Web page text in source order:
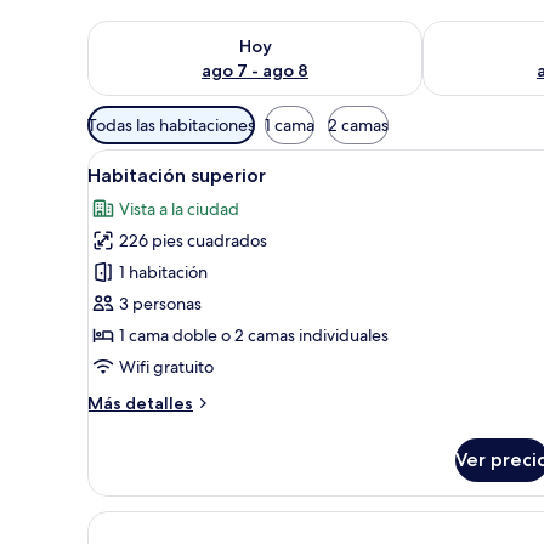
Hoy
ago 7 - ago 8
Consulta la disponibilidad para hoy ago 7 - ago 8
Consulta la
Filtros
disponibles
para
las
habitaciones
Todas las habitaciones 1 cama 2 camas
Abrir
todas
las
fotos
de
Habitación
superior
Habitación de hotel con dos
5
Habitación superior
Vista a la ciudad
226 pies cuadrados
1 habitación
3 personas
1 cama doble o 2 camas individuales
Wifi gratuito
Más detalles
Más
superior
Ver